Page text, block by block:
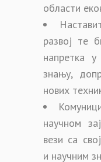
области
развој те
напретка
знању,
нових
научном
вези са
и научним